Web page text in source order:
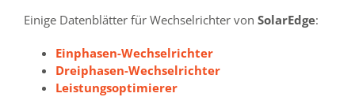
Einige Datenblätter für Wechselrichter von SolarEdge:
Einphasen-Wechselrichter
Dreiphasen-Wechselrichter
Leistungsoptimierer